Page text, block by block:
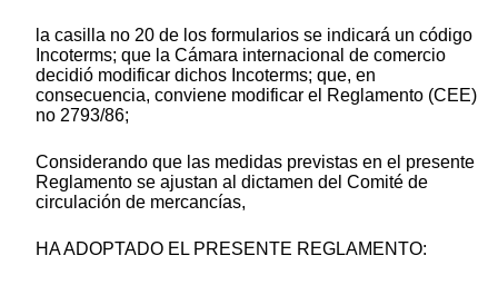
la casilla no 20 de los formularios se indicará un código
Incoterms; que la Cámara internacional de comercio
decidió modificar dichos Incoterms; que, en
consecuencia, conviene modificar el Reglamento (CEE)
no 2793/86;
Considerando que las medidas previstas en el presente
Reglamento se ajustan al dictamen del Comité de
circulación de mercancías,
HA ADOPTADO EL PRESENTE REGLAMENTO: